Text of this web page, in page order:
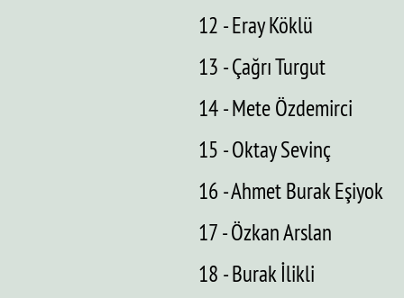
12 - Eray Köklü
13 - Çağrı Turgut
14 - Mete Özdemirci
15 - Oktay Sevinç
16 - Ahmet Burak Eşiyok
17 - Özkan Arslan
18 - Burak İlikli